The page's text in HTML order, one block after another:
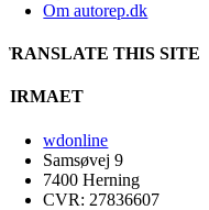
Om autorep.dk
TRANSLATE THIS SITE
FIRMAET
wdonline
Samsøvej 9
7400 Herning
CVR: 27836607